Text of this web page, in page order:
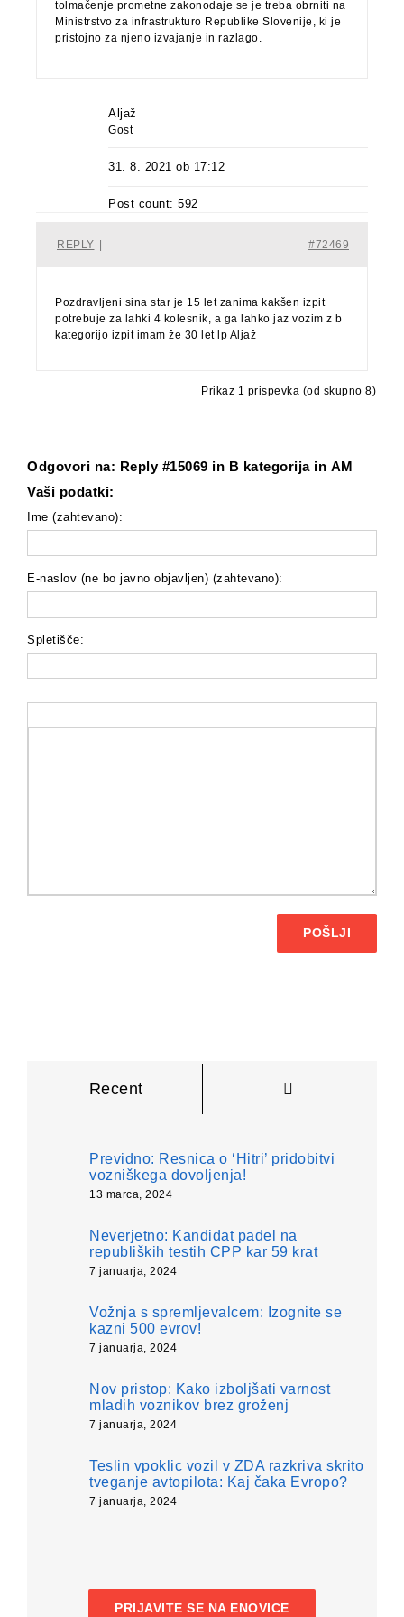
tolmačenje prometne zakonodaje se je treba obrniti na
Ministrstvo za infrastrukturo Republike Slovenije, ki je
pristojno za njeno izvajanje in razlago.
Aljaž
Gost
31. 8. 2021 ob 17:12
Post count: 592
#72469
REPLY
Pozdravljeni sina star je 15 let zanima kakšen izpit
potrebuje za lahki 4 kolesnik, a ga lahko jaz vozim z b
kategorijo izpit imam že 30 let lp Aljaž
Prikaz 1 prispevka (od skupno 8)
Odgovori na: Reply #15069 in B kategorija in AM
Vaši podatki:
Ime (zahtevano):
E-naslov (ne bo javno objavljen) (zahtevano):
Spletišče:
POŠLJI
Recent
Previdno: Resnica o ‘Hitri’ pridobitvi
vozniškega dovoljenja!
13 marca, 2024
Neverjetno: Kandidat padel na
republiških testih CPP kar 59 krat
7 januarja, 2024
Vožnja s spremljevalcem: Izognite se
kazni 500 evrov!
7 januarja, 2024
Nov pristop: Kako izboljšati varnost
mladih voznikov brez groženj
7 januarja, 2024
Teslin vpoklic vozil v ZDA razkriva skrito
tveganje avtopilota: Kaj čaka Evropo?
7 januarja, 2024
PRIJAVITE SE NA ENOVICE